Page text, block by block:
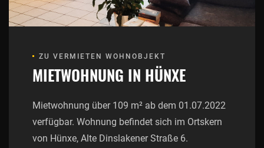
ZU VERMIETEN WOHNOBJEKT
MIETWOHNUNG IN HÜNXE
Mietwohnung über 109 m² ab dem 01.07.2022
verfügbar. Wohnung befindet sich im Ortskern
von Hünxe, Alte Dinslakener Straße 6.